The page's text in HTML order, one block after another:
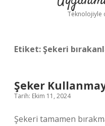
Teknolojiyle
Etiket:Şekeri
Şeker
Tarih: Ekim 11, 2024
Şekeri tamamen